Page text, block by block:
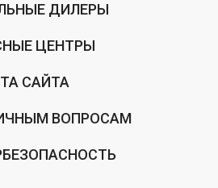
ДИЛЕРЫ
ЦЕНТРЫ
САЙТА
ВОПРОСАМ